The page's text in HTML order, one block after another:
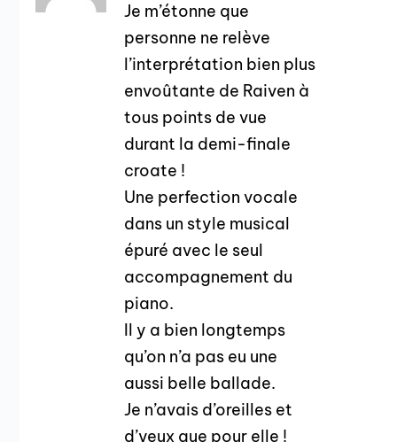
Je m’étonne que
personne ne relève
l’interprétation bien plus
envoûtante de Raiven à
tous points de vue
durant la demi-finale
croate !
Une perfection vocale
dans un style musical
épuré avec le seul
accompagnement du
piano.
Il y a bien longtemps
qu’on n’a pas eu une
aussi belle ballade.
Je n’avais d’oreilles et
d’yeux que pour elle !